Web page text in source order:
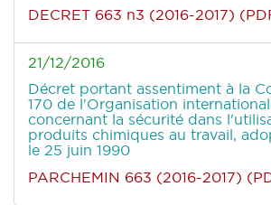
DECRET 663 n3 (2016-2017)
21/12/2016
Décret portant assentiment à la
170 de l'Organisation
concernant la sécurité dans
produits chimiques au travail,
le 25 juin 1990
PARCHEMIN 663 (2016-2017)